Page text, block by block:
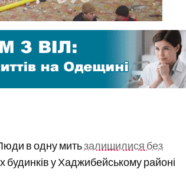
в одну митьзалишилися без
у Хаджибейському районі